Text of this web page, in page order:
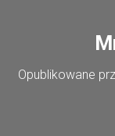
Opublikowane